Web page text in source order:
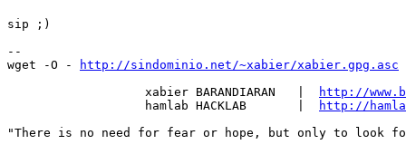
sip ;)
--
wget -O -
http://sindominio.net/~xabier/xabier.gpg.asc
                   xabier BARANDIARAN   |
http://
                   hamlab HACKLAB       |
http://
"There is no need for fear or hope, but only to look for